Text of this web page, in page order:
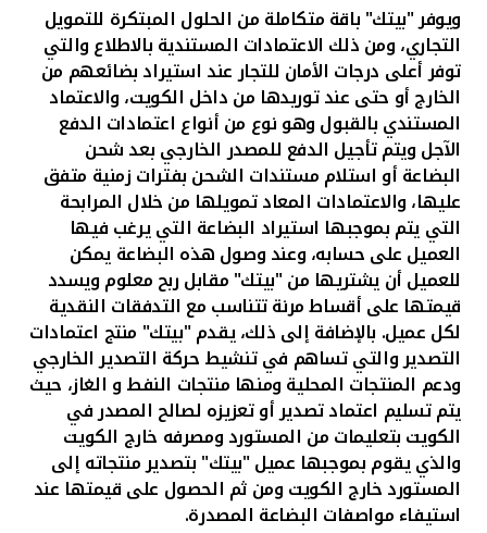
ويوفر "بيتك" باقة متكاملة من الحلول المبتكرة للتمويل
التجاري، ومن ذلك الاعتمادات المستندية بالاطلاع والتي
توفر أعلى درجات الأمان للتجار عند استيراد بضائعهم من
الخارج أو حتى عند توريدها من داخل الكويت، والاعتماد
المستندي بالقبول وهو نوع من أنواع اعتمادات الدفع
الآجل ويتم تأجيل الدفع للمصدر الخارجي بعد شحن
البضاعة أو استلام مستندات الشحن بفترات زمنية متفق
عليها، والاعتمادات المعاد تمويلها من خلال المرابحة
التي يتم بموجبها استيراد البضاعة التي يرغب فيها
العميل على حسابه، وعند وصول هذه البضاعة يمكن
للعميل أن يشتريها من "بيتك" مقابل ربح معلوم ويسدد
قيمتها على أقساط مرنة تتناسب مع التدفقات النقدية
لكل عميل. بالإضافة إلى ذلك، يقدم "بيتك" منتج اعتمادات
التصدير والتي تساهم في تنشيط حركة التصدير الخارجي
ودعم المنتجات المحلية ومنها منتجات النفط و الغاز، حيث
يتم تسليم اعتماد تصدير أو تعزيزه لصالح المصدر في
الكويت بتعليمات من المستورد ومصرفه خارج الكويت
والذي يقوم بموجبها عميل "بيتك" بتصدير منتجاته إلى
المستورد خارج الكويت ومن ثم الحصول على قيمتها عند
استيفاء مواصفات البضاعة المصدرة.